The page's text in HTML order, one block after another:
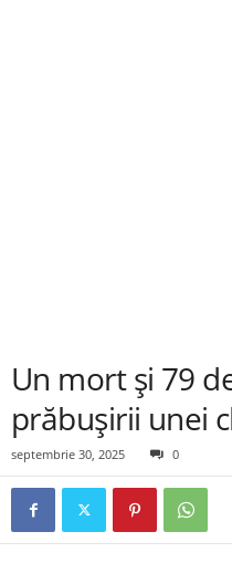
Un mort şi 79
prăbuşirii unei
septembrie 30, 2025 0